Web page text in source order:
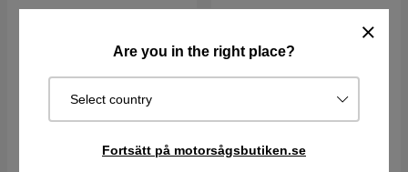
Are you in the right place?
Select country
Fortsätt på motorsågsbutiken.se